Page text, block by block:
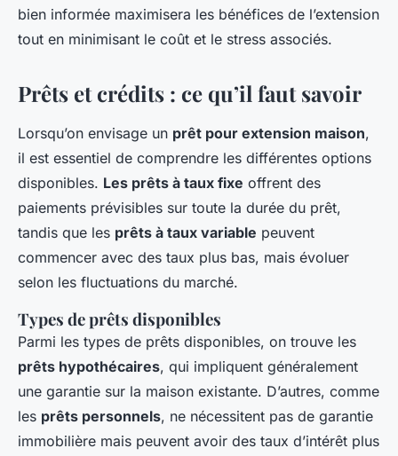
bien informée maximisera les bénéfices de l’extension
tout en minimisant le coût et le stress associés.
Prêts et crédits : ce qu’il faut savoir
Lorsqu’on envisage un prêt pour extension maison,
il est essentiel de comprendre les différentes options
disponibles. Les prêts à taux fixe offrent des
paiements prévisibles sur toute la durée du prêt,
tandis que les prêts à taux variable peuvent
commencer avec des taux plus bas, mais évoluer
selon les fluctuations du marché.
Types de prêts disponibles
Parmi les types de prêts disponibles, on trouve les
prêts hypothécaires, qui impliquent généralement
une garantie sur la maison existante. D’autres, comme
les prêts personnels, ne nécessitent pas de garantie
immobilière mais peuvent avoir des taux d’intérêt plus